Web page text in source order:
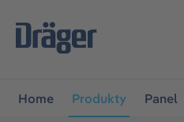
do głównej nawigacji
Home Produkty Panel